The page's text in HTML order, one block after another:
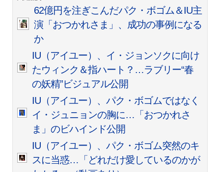
62億円を注ぎこんだパク・ボゴム＆IU主
演「おつかれさま」、成功の事例になる
か
IU（アイユー）、イ・ジョンソクに向け
たウィンク＆指ハート？…ラブリー“春
の妖精”ビジュアル公開
IU（アイユー）、パク・ボゴムではなく
イ・ジュニョンの胸に…「おつかれさ
ま」のビハインド公開
IU（アイユー）、パク・ボゴム突然のキ
スに当惑…「どれだけ愛しているのかが